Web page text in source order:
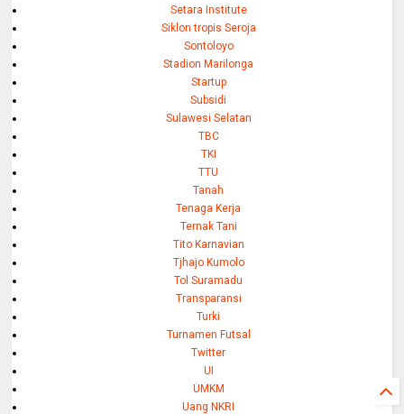
Setara Institute
Siklon tropis Seroja
Sontoloyo
Stadion Marilonga
Startup
Subsidi
Sulawesi Selatan
TBC
TKI
TTU
Tanah
Tenaga Kerja
Ternak Tani
Tito Karnavian
Tjhajo Kumolo
Tol Suramadu
Transparansi
Turki
Turnamen Futsal
Twitter
UI
UMKM
Uang NKRI